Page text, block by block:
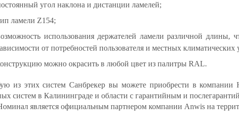
угол наклона и дистанции ламелей;
ламели Z154;
использования держателей ламели различной длины,
от потребностей пользователя и местных климатических
можно окрасить в любой цвет из палитры RAL.
из этих систем Санбрекер вы можете приобрести в
систем в Калининграде и области с гарантийным и
является официальным партнером компании Anwis на